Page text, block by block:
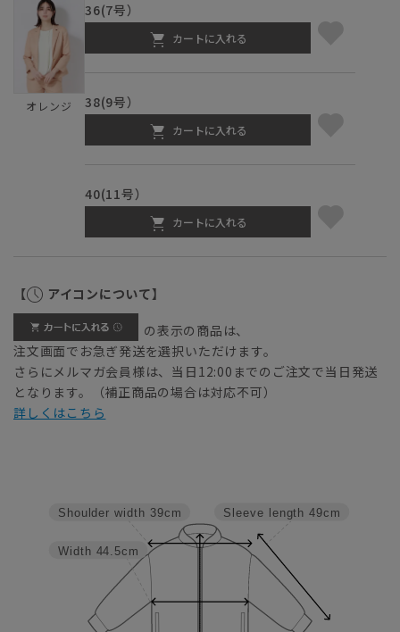
オレンジ
36(7号）
カートに入れる
38(9号）
カートに入れる
40(11号）
カートに入れる
【 アイコンについて】
の表示の商品は、
注文画面でお急ぎ発送を選択いただけます。
さらにメルマガ会員様は、当日12:00までのご注文で当日発送
となります。（補正商品の場合は対応不可）
詳しくはこちら
Sleeve length 49cm
Width 44.5cm
Shoulder width 39cm